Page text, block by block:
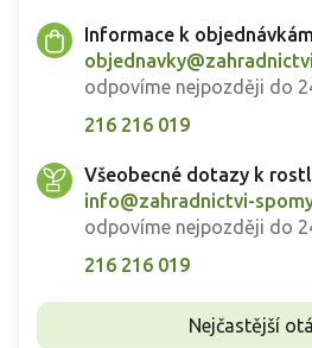
Informace k objednávkám
odpovíme nejpozději do
216 216 019
Všeobecné dotazy k
info@zahradnictvi-
odpovíme nejpozději do
216 216 019
Nejčastější